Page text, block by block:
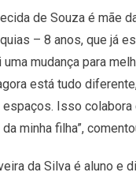
de Souza é mãe
– 8 anos, que já
uma mudança para
está tudo
Isso colabora
minha filha”,
da Silva é aluno e